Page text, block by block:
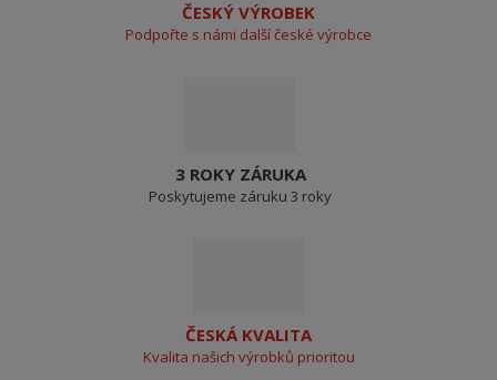
ČESKÝ VÝROBEK
Podpořte s námi další české výrobce
3 ROKY ZÁRUKA
Poskytujeme záruku 3 roky
ČESKÁ KVALITA
Kvalita našich výrobků prioritou